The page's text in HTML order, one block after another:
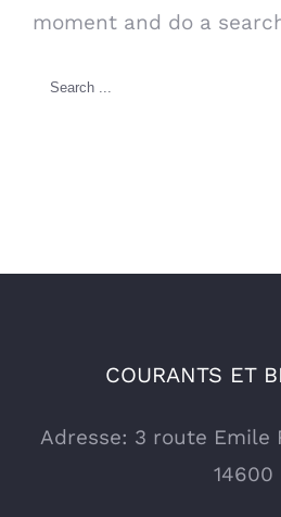
moment and do a
Search
COURANTS ET
Adresse: 3 route Emile
14600